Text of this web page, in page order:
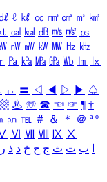
㎗ ℓ ㎘ ㏄ ㎣ ㎤ ㎥ ㎦
㎈ ㎉ ㏈ ㎧ ㎨ ㎰
㎻ ㎽ ㎾ ㎿ ㎐ ㎑
㎩ ㎪ ㎫ ㎬ ㏝ ㏐
㏓
↔ 〓 ◁ ◀ ▷ ▶ ♤
♨ ☏ ☎ ☜ ☞ ¶ †
㏘ ℡ ＃ ＆ ＊ ＠ ª º
Ⅵ Ⅶ Ⅷ Ⅸ Ⅹ
ب ت ث ج ح خ د ذ ر